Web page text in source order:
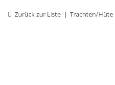
Zurück zur Liste Trachten/Hüte